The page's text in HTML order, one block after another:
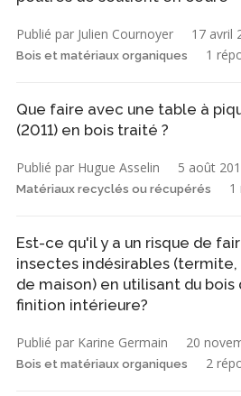
Publié par Julien Cournoyer 17 avril
Bois et matériaux organiques 1
Que faire avec une table à
(2011) en bois traité ?
Publié par Hugue Asselin 5 août
Matériaux recyclés ou récupérés 1
Est-ce qu'il y a un risque de
insectes indésirables
de maison) en utilisant du bois
finition intérieure?
Publié par Karine Germain 20
Bois et matériaux organiques 2